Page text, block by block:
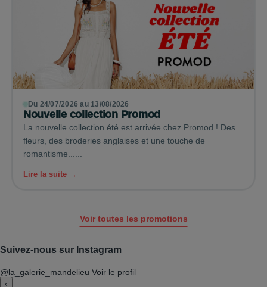
Du 24/07/2026 au 13/08/2026
Nouvelle collection Promod
La nouvelle collection été est arrivée chez Promod ! Des
fleurs, des broderies anglaises et une touche de
romantisme......
Lire la suite →
Voir toutes les promotions
Suivez-nous sur Instagram
@la_galerie_mandelieu Voir le profil
‹